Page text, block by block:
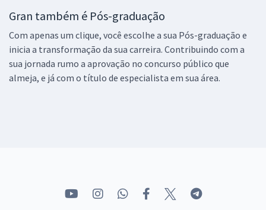
Gran também é Pós-graduação
Com apenas um clique, você escolhe a sua Pós-graduação e
inicia a transformação da sua carreira. Contribuindo com a
sua jornada rumo a aprovação no concurso público que
almeja, e já com o título de especialista em sua área.